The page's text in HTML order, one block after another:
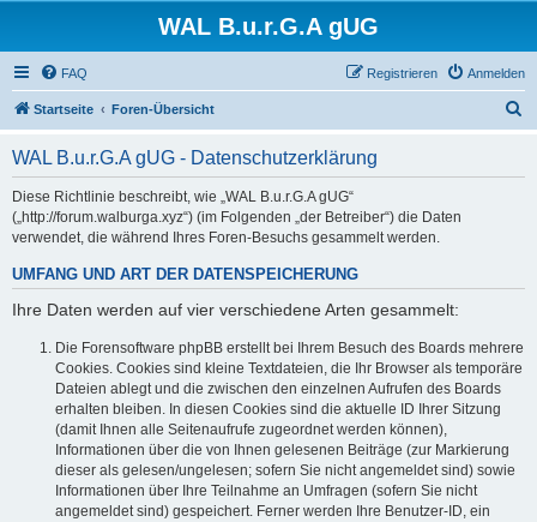
WAL B.u.r.G.A gUG
FAQ Anmelden
Registrieren
Startseite Foren-Übersicht
WAL B.u.r.G.A gUG - Datenschutzerklärung
Diese Richtlinie beschreibt, wie „WAL B.u.r.G.A gUG“
(„http://forum.walburga.xyz“) (im Folgenden „der Betreiber“) die Daten
verwendet, die während Ihres Foren-Besuchs gesammelt werden.
UMFANG UND ART DER DATENSPEICHERUNG
Ihre Daten werden auf vier verschiedene Arten gesammelt:
Die Forensoftware phpBB erstellt bei Ihrem Besuch des Boards mehrere
Cookies. Cookies sind kleine Textdateien, die Ihr Browser als temporäre
Dateien ablegt und die zwischen den einzelnen Aufrufen des Boards
erhalten bleiben. In diesen Cookies sind die aktuelle ID Ihrer Sitzung
(damit Ihnen alle Seitenaufrufe zugeordnet werden können),
Informationen über die von Ihnen gelesenen Beiträge (zur Markierung
dieser als gelesen/ungelesen; sofern Sie nicht angemeldet sind) sowie
Informationen über Ihre Teilnahme an Umfragen (sofern Sie nicht
angemeldet sind) gespeichert. Ferner werden Ihre Benutzer-ID, ein